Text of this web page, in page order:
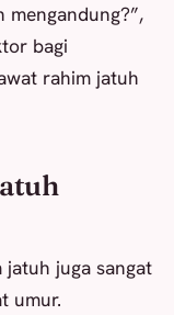
bagi
rahim jatuh
jatuh juga sangat
umur.